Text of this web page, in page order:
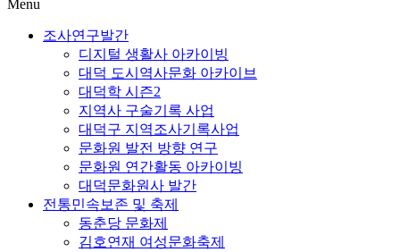
Menu
조사연구발간
디지털 생활사 아카이빙
대덕 도시역사문화 아카이브
대덕학 시즌2
지역사 구술기록 사업
대덕구 지역조사기록사업
문화원 발전 방향 연구
문화원 연간활동 아카이빙
대덕문화원사 발간
전통민속보존 및 축제
동춘당 문화제
김호연재 여성문화축제